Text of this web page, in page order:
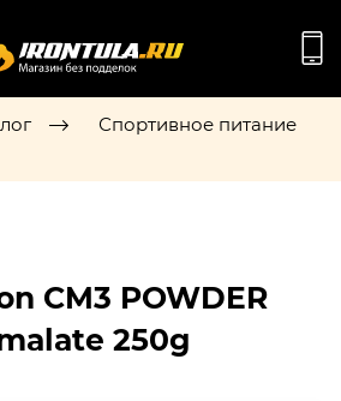
Спортивное питание
CM3 POWDER
250g